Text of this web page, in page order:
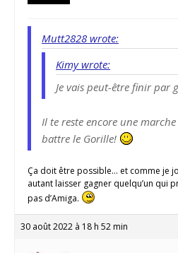
Mutt2828 wrote:
Kimy wrote:
Je vais peut-être finir par
Il te reste encore une
battre le Gorille!
Ça doit être possible… et comme je
autant laisser gagner quelqu’un qui
pas d’Amiga.
30 août 2022 à 18 h 52 min